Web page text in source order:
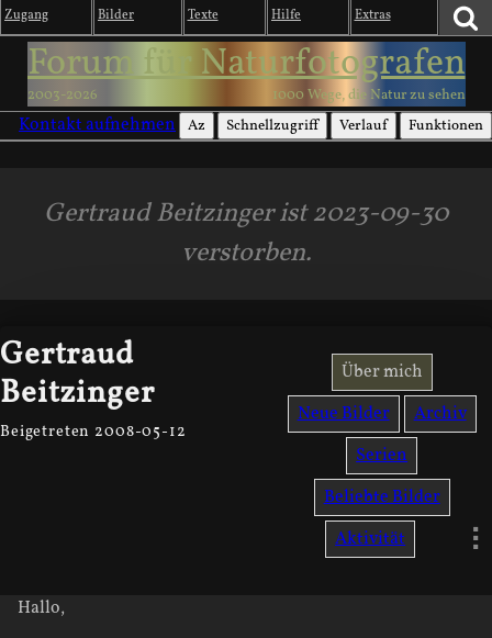
Zugang Bilder Texte Hilfe Extras
Forum für Naturfotografen
2003-2026 1000 Wege, die Natur zu sehen
Kontakt aufnehmen Az Schnellzugriff Verlauf Funktionen
Gertraud Beitzinger ist 2023-09-30
verstorben.
Gertraud
Beitzinger
Beigetreten 2008-05-12
Über mich
Neue Bilder
Archiv
Serien
Beliebte Bilder
Aktivität
Hallo,